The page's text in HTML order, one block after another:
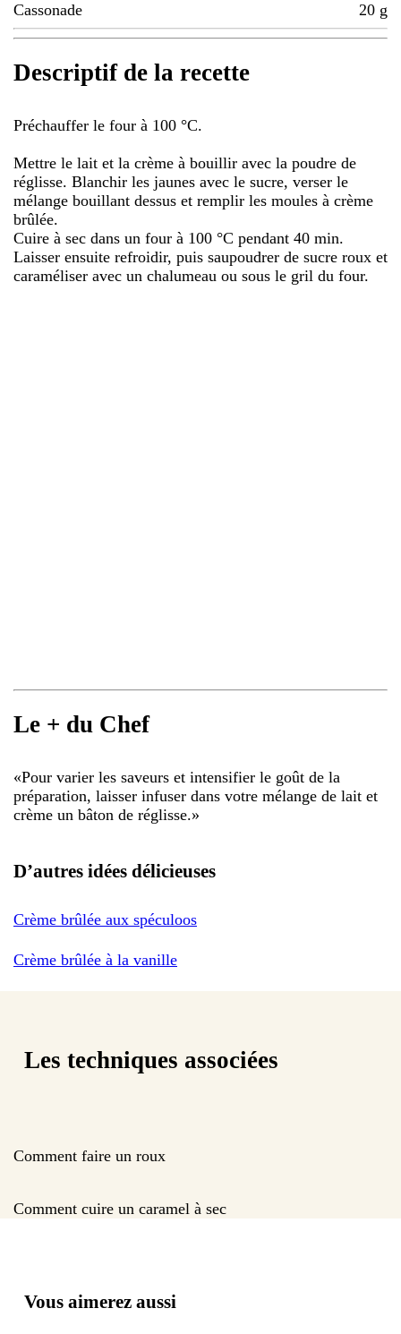
Cassonade 20 g
Descriptif de la recette
Préchauffer le four à 100 °C.
Mettre le lait et la crème à bouillir avec la poudre de
réglisse. Blanchir les jaunes avec le sucre, verser le
mélange bouillant dessus et remplir les moules à crème
brûlée.
Cuire à sec dans un four à 100 °C pendant 40 min.
Laisser ensuite refroidir, puis saupoudrer de sucre roux et
caraméliser avec un chalumeau ou sous le gril du four.
Le + du Chef
«Pour varier les saveurs et intensifier le goût de la
préparation, laisser infuser dans votre mélange de lait et
crème un bâton de réglisse.»
D’autres idées délicieuses
Crème brûlée aux spéculoos
Crème brûlée à la vanille
Les techniques associées
Comment faire un roux
Comment cuire un caramel à sec
Vous aimerez aussi